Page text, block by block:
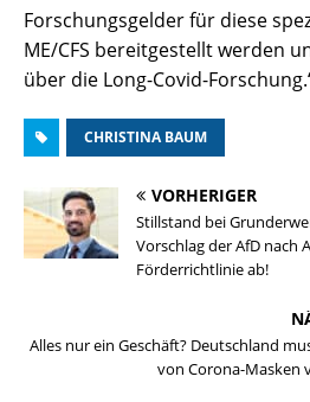
Forschungsgelder für diese
ME/CFS bereitgestellt werden
über die Long-Covid-
CHRISTINA BAUM
VORHERIGER
Stillstand bei
Vorschlag der AfD nach
Förderrichtlinie ab!
Alles nur ein Geschäft? Deutschland
von Corona-Masken